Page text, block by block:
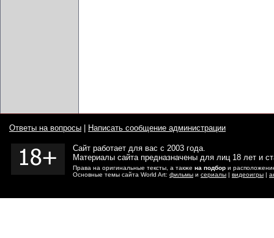
Ответы на вопросы Написать сообщение администрации
Сайт работает для вас с 2003 года.
Материалы сайта предназначены для лиц 18 лет и
Права на оригинальные тексты, а также на подбор и
Основные темы сайта World Art: фильмы и сериалы | видеоигры |